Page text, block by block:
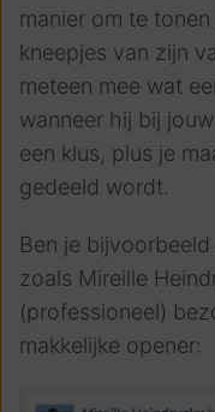
manier om te
kneepjes van zijn
meteen mee wat
wanneer hij bij
een klus, plus je
gedeeld wordt.
Ben je
zoals Mireille
(professioneel)
makkelijke opener: